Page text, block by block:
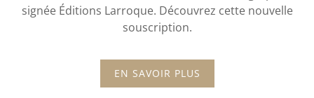
signée Éditions Larroque. Découvrez cette nouvelle
souscription.
EN SAVOIR PLUS